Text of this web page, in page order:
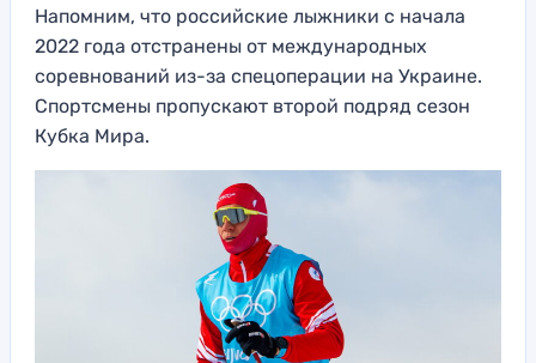
Напомним, что российские лыжники с начала
2022 года отстранены от международных
соревнований из-за спецоперации на Украине.
Спортсмены пропускают второй подряд сезон
Кубка Мира.